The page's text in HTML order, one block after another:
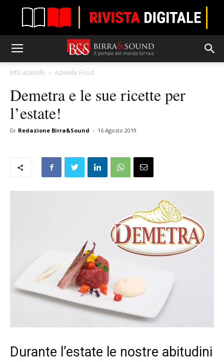
Info aziende Aziende Food
Demetra e le sue ricette per
l’estate!
Di Redazione Birra&Sound - 16 Agosto 2019
Durante l’estate le nostre abitudini